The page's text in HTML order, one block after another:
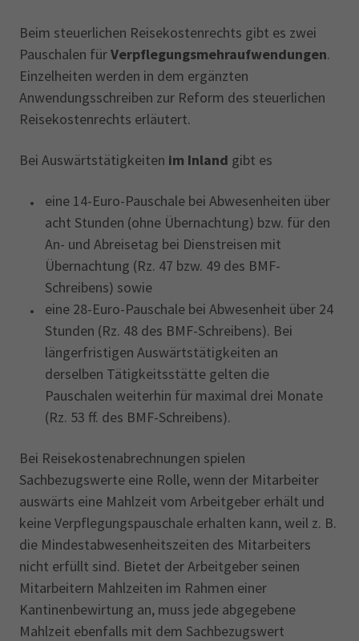
Beim steuerlichen Reisekostenrechts‎ gibt es zwei
Pauschalen fürVerpflegungsmehraufwendungen.
Einzelheiten werden in dem ergänzten
Anwendungsschreiben zur Reform des steuerlichen
Reisekostenrechts ‎‎erläutert.
Bei Auswärtstätigkeiten im Inland gibt es
eine 14-Euro-Pauschale bei Abwesenheiten über
acht Stunden (ohne Übernachtung) bzw. für den
An- und Abreisetag bei Dienstreisen mit
Übernachtung (Rz. 47 bzw. 49 des BMF-
Schreibens) sowie
eine 28-Euro-Pauschale bei Abwesenheit über 24
Stunden (Rz. 48 des BMF-Schreibens). Bei
längerfristigen Auswärtstätigkeiten an
derselben Tätigkeitsstätte gelten die
Pauschalen weiterhin für maximal drei Monate
(Rz. 53 ff. des BMF-Schreibens).
Bei Reisekostenabrechnungen spielen
Sachbezugswerte eine Rolle, wenn der Mitarbeiter
auswärts eine Mahlzeit vom Arbeitgeber erhält und
keine Verpflegungspauschale erhalten kann, weil z. B.
die Mindestabwesenheitszeiten des Mitarbeiters
nicht erfüllt sind. Bietet der Arbeitgeber seinen
Mitarbeitern Mahlzeiten im Rahmen einer
Kantinenbewirtung an, muss jede abgegebene
Mahlzeit ebenfalls mit dem Sachbezugswert